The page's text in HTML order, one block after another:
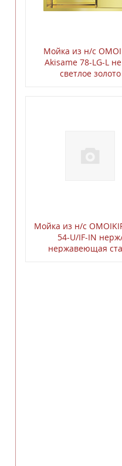
Мойка из н/с
Akisame 78-LG-L
светлое золото
Мойка из н/с
54-U/IF-IN
нержавеющая